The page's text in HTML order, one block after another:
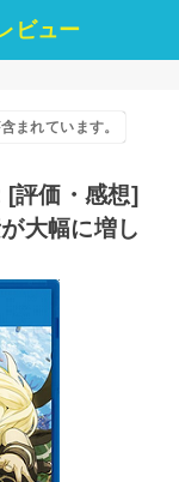
ビュー
まれています。
[評価・感想]
大幅に増し